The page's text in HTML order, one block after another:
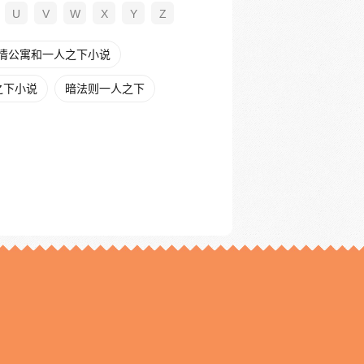
U V W X Y Z
公寓和一人之下小说
下小说 暗法则一人之下